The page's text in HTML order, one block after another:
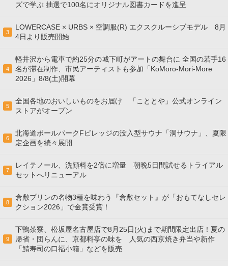
ズで学ぶ 抽選で100名にオリジナル図書カードを進呈
3
LOWERCASE × URBS × 空調服(R) エクスクルーシブモデル 8月
4日より販売開始
4
軽井沢から電車で約25分の城下町がアートの舞台に 全国の若手16
名が滞在制作、市民アーティストも参加「KoMoro-Mori-More
2026」8/8(土)開幕
5
全国各地のおいしいものをお届け 「こととや」公式オンライン
ストアがオープン
6
北海道ボールパークFビレッジの没入型サウナ「洞サウナ」、夏限
定企画を続々展開
7
レイテノール、洗顔料を2倍に増量 朝晩5日間試せるトライアル
セットへリニューアル
8
倉敷プリンの名物3種を味わう『倉敷セット』が「おもてなしセレ
クション2026」で金賞受賞！
9
下鴨茶寮、松坂屋名古屋店で8月25日(火)まで期間限定出店！夏の
帰省・団らんに、京都料亭の味を 人気の西京焼き弁当や新作
「鯖寿司の口福小箱」などを販売